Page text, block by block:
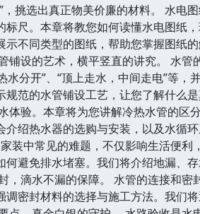
挑选出真正物美价廉的材料。 水电
尺。本章将教您如何读懂水电图纸
不同类型的图纸，帮助您掌握图纸
铺设的艺术，横平竖直的讲究。 水
水分开”、“顶上走水，中间走电”等
范的水管铺设工艺，让您了解什么
体验。本章将为您讲解冷热水管的区
绍热水器的选购与安装，以及水循
装中常见的难题，不仅影响生活便
避免排水堵塞。我们将介绍地漏、
，滴水不漏的保障。 水管的连接和
密封材料的选择与施工方法。我们